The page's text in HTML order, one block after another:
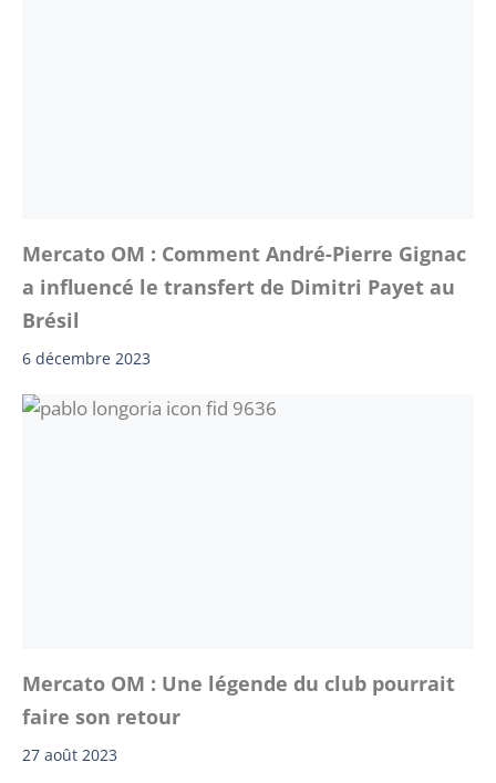
Mercato OM : Comment André-Pierre Gignac
a influencé le transfert de Dimitri Payet au
Brésil
6 décembre 2023
Mercato OM : Une légende du club pourrait
faire son retour
27 août 2023